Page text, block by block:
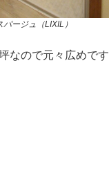
ージュ（LIXIL）
なので元々広めです